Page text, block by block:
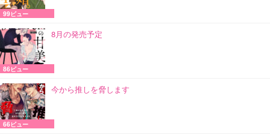
99ビュー
8月の発売予定
86ビュー
今から推しを脅します
66ビュー